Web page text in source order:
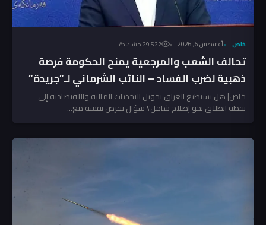
خاص أغسطس 6, 2026 29٬522 مشاهدة
تحالف الشعب والمرجعية يمنح الحكومة فرصة
ذهبية لضرب الفساد – النائب الشرماني لـ”جريدة”
خاص| هل يستطيع العراق تحويل التحديات المالية والاقتصادية إلى
نقطة انطلاق نحو إصلاح شامل؟ سؤال يفرض نفسه مع...